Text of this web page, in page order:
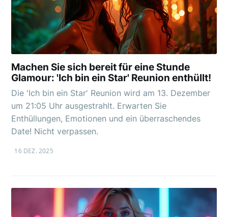
Machen Sie sich bereit für eine Stunde
Glamour: 'Ich bin ein Star' Reunion enthüllt!
Die 'Ich bin ein Star' Reunion wird am 13. Dezember
um 21:05 Uhr ausgestrahlt. Erwarten Sie
Enthüllungen, Emotionen und ein überraschendes
Date! Nicht verpassen.
16 DEZ. 2025